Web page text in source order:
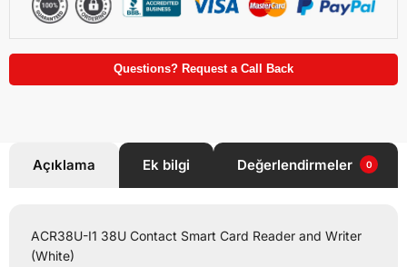
Questions? Request a Call Back
Açıklama Ek bilgi Değerlendirmeler 0
ACR38U-I1 38U Contact Smart Card Reader and Writer
(White)